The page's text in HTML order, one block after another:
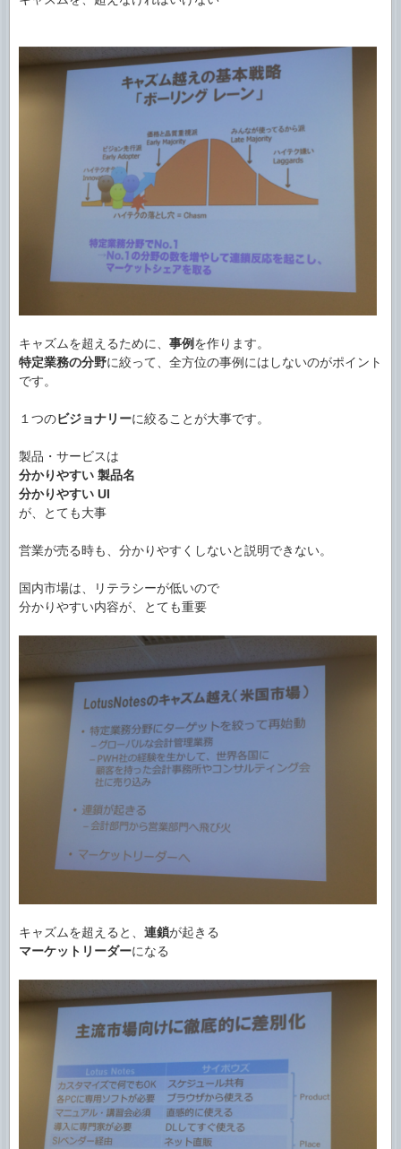
キャズムを超えるために、 事例を作ります。
特定業務の分野に絞って、全方位の事例にはしないのがポイント
です。
１つのビジョナリーに絞ることが大事です。
製品・サービスは
分かりやすい 製品名
分かりやすい UI
が、とても大事
営業が売る時も、分かりやすくしないと説明できない。
国内市場は、リテラシーが低いので
分かりやすい内容が、とても重要
キャズムを超えると、 連鎖が起きる
マーケットリーダーになる